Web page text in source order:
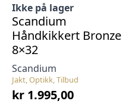
Jakt, Optikk, Tilbud
Scandium
Ikke på lager
Scandium
Håndkikkert Bronze
8×32
kr 1.995,00